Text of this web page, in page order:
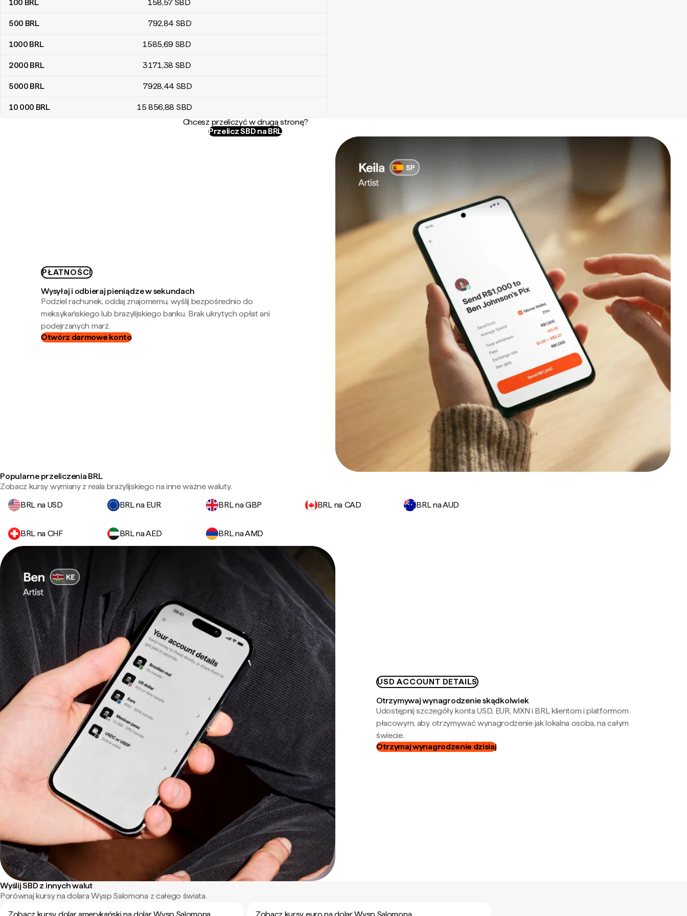
100 BRL 158,57 SBD
500 BRL 792,84 SBD
1000 BRL 1585,69 SBD
2000 BRL 3171,38 SBD
5000 BRL 7928,44 SBD
10 000 BRL 15 856,88 SBD
Chcesz przeliczyć w drugą stronę?
Przelicz SBD na BRL
PŁATNOŚCI
Wysyłaj i odbieraj pieniądze w sekundach
Podziel rachunek, oddaj znajomemu, wyślij bezpośrednio do
meksykańskiego lub brazylijskiego banku. Brak ukrytych opłat ani
podejrzanych marż.
Otwórz darmowe konto
Popularne przeliczenia BRL
Zobacz kursy wymiany z reala brazylijskiego na inne ważne waluty.
BRL na USD
BRL na EUR BRL na GBP BRL na CAD BRL na AUD
BRL na CHF BRL na AED BRL na AMD
USD ACCOUNT DETAILS
Otrzymywaj wynagrodzenie skądkolwiek
Udostępnij szczegóły konta USD, EUR, MXN i BRL klientom i platformom
płacowym, aby otrzymywać wynagrodzenie jak lokalna osoba, na całym
świecie.
Otrzymaj wynagrodzenie dzisiaj
Wyślij SBD z innych walut
Porównaj kursy na dolara Wysp Salomona z całego świata.